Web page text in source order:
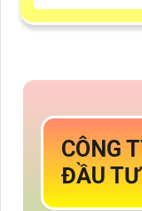
CÔNG
ĐẦU